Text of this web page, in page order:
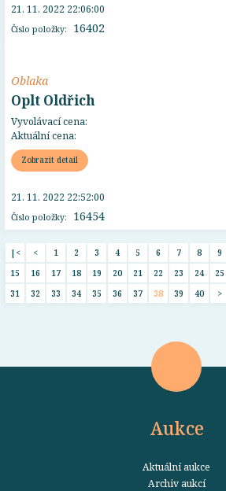
Číslo položky: 16402
21. 11. 2022 22:06:00
Oblaka
Oplt Oldřich
Vyvolávací cena:
Aktuální cena:
Zobrazit detail
Číslo položky: 16454
21. 11. 2022 22:52:00
|< < 1 2 3 4 5 6 7 8 9
15
16 17 18 19 20 21 22 23 24 25
31
32 33 34 35 36 37 38 39 40 >
Aukce
Aktuální aukce
Archiv aukcí